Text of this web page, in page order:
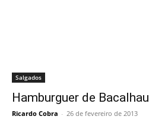
Salgados
Hamburguer de Bacalhau
Ricardo Cobra - 26 de fevereiro de 2013